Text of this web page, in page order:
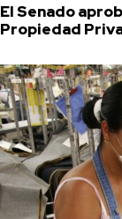
El Senado
Propiedad